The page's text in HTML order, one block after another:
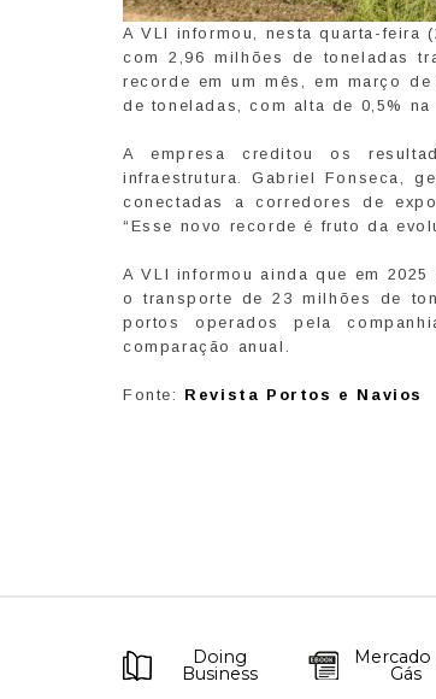
A VLI informou, nesta quarta-feira
com 2,96 milhões de toneladas
recorde em um mês, em março
de toneladas, com alta de 0,5%
A empresa creditou os
infraestrutura. Gabriel Fonseca,
conectadas a corredores de
“Esse novo recorde é fruto da
A VLI informou ainda que em
o transporte de 23 milhões de
portos operados pela
comparação anual.
Fonte: Revista Portos e Navios
Doing
Business
Mercado
Gás